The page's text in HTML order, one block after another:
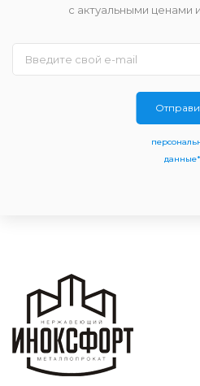
с актуальными ценами
данные*